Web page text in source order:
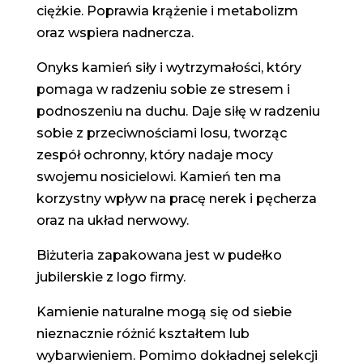
ciężkie. Poprawia krążenie i metabolizm
oraz wspiera nadnercza.
Onyks kamień siły i wytrzymałości, który
pomaga w radzeniu sobie ze stresem i
podnoszeniu na duchu. Daje siłę w radzeniu
sobie z przeciwnościami losu, tworząc
zespół ochronny, który nadaje mocy
swojemu nosicielowi. Kamień ten ma
korzystny wpływ na pracę nerek i pęcherza
oraz na układ nerwowy.
Biżuteria zapakowana jest w pudełko
jubilerskie z logo firmy.
Kamienie naturalne mogą się od siebie
nieznacznie różnić kształtem lub
wybarwieniem. Pomimo dokładnej selekcji